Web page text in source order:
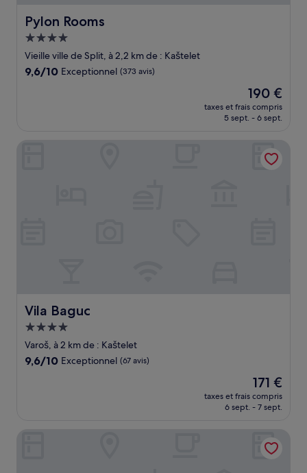
Pylon Rooms
Pylon Rooms
Hébergement
4.0 étoiles
Vieille ville de Split, à 2,2 km de : Kaštelet
9.6
9,6/10 Exceptionnel (373 avis)
Le
nouveau
prix
de
190 €
190 €
taxes et frais compris
5 sept. - 6 sept.
Vila Baguc
Vila Baguc
Hébergement
4.0 étoiles
Varoš, à 2 km de : Kaštelet
9.6
9,6/10 Exceptionnel (67 avis)
Le
nouveau
prix
de
171 €
171 €
taxes et frais compris
6 sept. - 7 sept.